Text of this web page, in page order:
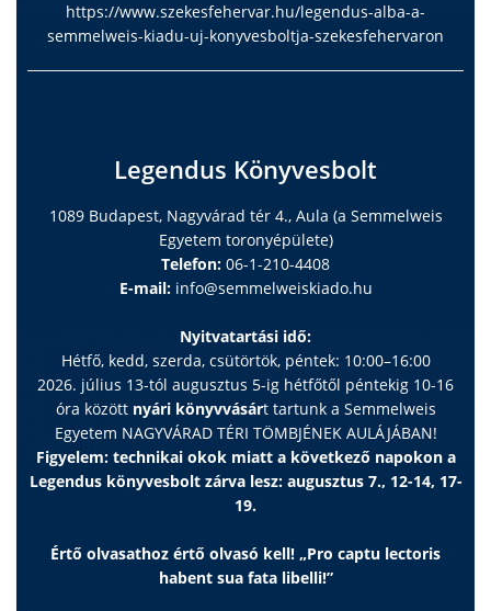
https://www.szekesfehervar.hu/legendus-alba-a-
semmelweis-kiadu-uj-konyvesboltja-szekesfehervaron
Legendus Könyvesbolt
1089 Budapest, Nagyvárad tér 4., Aula (a Semmelweis
Egyetem toronyépülete)
Telefon: 06-1-210-4408
E-mail: info@semmelweiskiado.hu
Nyitvatartási idő:
Hétfő, kedd, szerda, csütörtök, péntek: 10:00–16:00
2026. július 13-tól augusztus 5-ig hétfőtől péntekig 10-16
óra között nyári könyvvásárt tartunk a Semmelweis
Egyetem NAGYVÁRAD TÉRI TÖMBJÉNEK AULÁJÁBAN!
Figyelem: technikai okok miatt a következő napokon a
Legendus könyvesbolt zárva lesz: augusztus 7., 12-14, 17-
19.
Értő olvasathoz értő olvasó kell! „Pro captu lectoris
habent sua fata libelli!”